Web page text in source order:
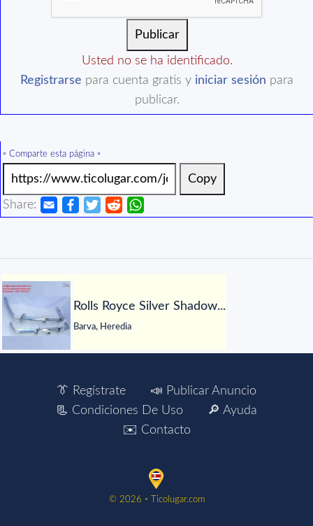
Usted no se ha identificado.
Registrarse para cuenta gratis y iniciar sesión para
publicar.
▫️ Comparte esta página ▫️
Copy
Share:
Rolls Royce Silver Shadow...
Barva, Heredia
👔 Regístrate
📣 Publicar Anuncio
📃 Condiciones De Uso
🔎 Ayuda
✉️ Contacto
©️ 2026 ▫️ Ticolugar.com